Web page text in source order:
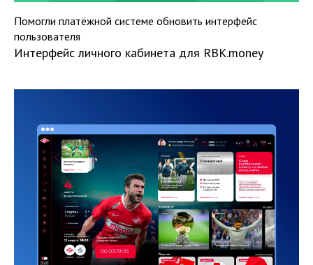
Помогли платёжной системе обновить интерфейс
пользователя
Интерфейс личного кабинета для RBK.money